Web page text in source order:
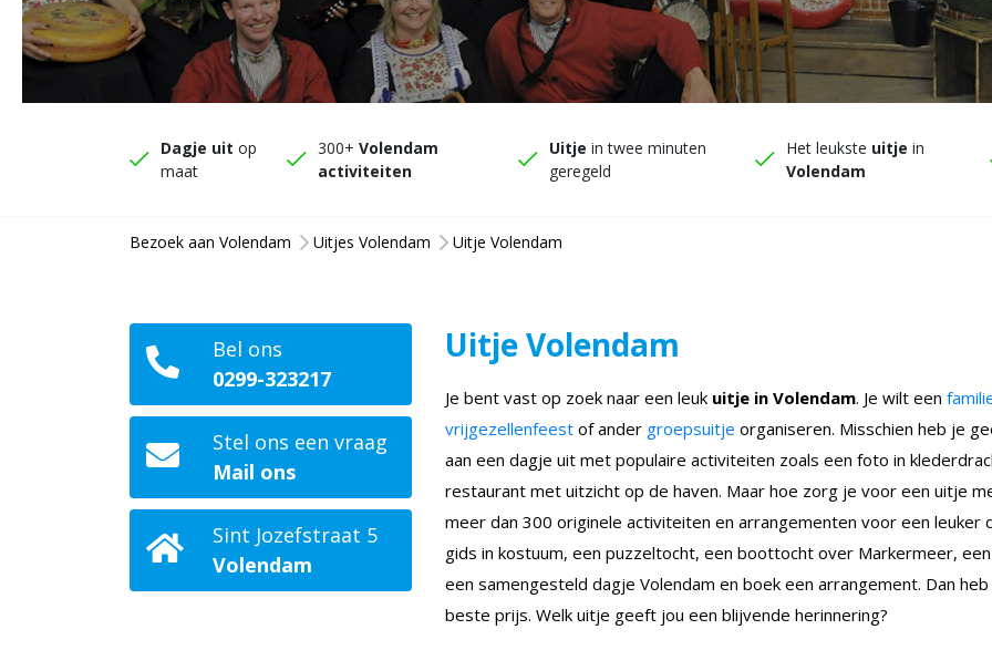
Dagje uit op
maat
300+ Volendam
activiteiten
Uitje in twee minuten
geregeld
Het leukste uitje in
Volendam
Bezoek aan Volendam Uitjes Volendam Uitje Volendam
Bel ons
0299-323217
Stel ons een vraag
Mail ons
Sint Jozefstraat 5
Volendam
Uitje Volendam
Je bent vast op zoek naar een leuk uitje in Volendam. Je wilt een
vrijgezellenfeest of ander groepsuitje organiseren. Misschien heb je
aan een dagje uit met populaire activiteiten zoals een foto in
restaurant met uitzicht op de haven. Maar hoe zorg je voor een uitje
meer dan 300 originele activiteiten en arrangementen voor een leuker
gids in kostuum, een puzzeltocht, een boottocht over Markermeer,
een samengesteld dagje Volendam en boek een arrangement. Dan
beste prijs. Welk uitje geeft jou een blijvende herinnering?